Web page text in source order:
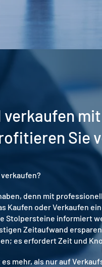
verkaufen
Sie
denn mit
Kaufen oder Verkaufen
informiert
Zeitaufwand
es erfordert Zeit und
mehr, als nur auf